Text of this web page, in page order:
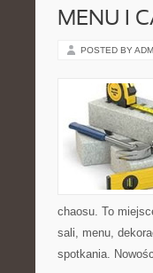
MENU I
POSTED BY
chaosu. To
sali, menu,
spotkania.